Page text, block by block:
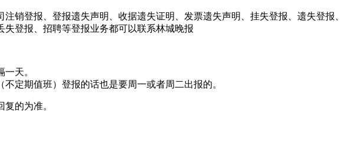
销登报、登报遗失声明、收据遗失证明、发票遗失声明、挂失登报、遗失登报、
登报、招聘等登报业务都可以联系林城晚报
天。
定期值班）登报的话也是要周一或者周二出报的。
的为准。